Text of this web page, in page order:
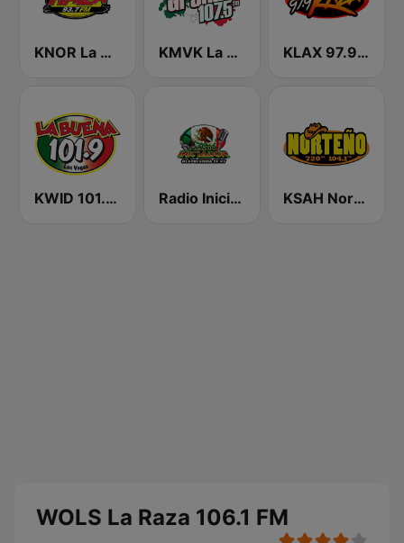
KNOR La Raza 93.7 (US Only) KMVK La Grande 107.5 FM KLAX 97.9 La Raza FM
KWID 101.9 La Buena Radio Iniciador KSAH Norteño 720 y 104.1
WOLS La Raza 106.1 FM